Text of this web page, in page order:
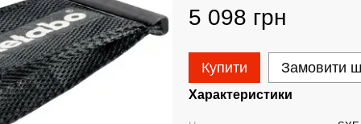
5 098 грн
Купити Замовити
Характеристики